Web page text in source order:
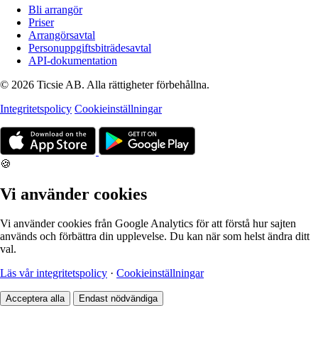
Bli arrangör
Priser
Arrangörsavtal
Personuppgiftsbiträdesavtal
API-dokumentation
© 2026 Ticsie AB. Alla rättigheter förbehållna.
Integritetspolicy Cookieinställningar
🍪
Vi använder cookies
Vi använder cookies från Google Analytics för att förstå hur sajten
används och förbättra din upplevelse. Du kan när som helst ändra ditt
val.
Läs vår integritetspolicy · Cookieinställningar
Acceptera alla Endast nödvändiga